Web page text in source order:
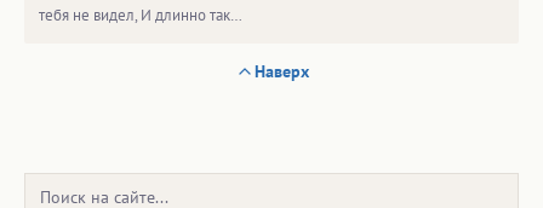
тебя не видел, И длинно так…
Наверх
Поиск: